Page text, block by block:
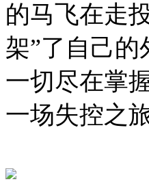
的马飞在走
架”了自己的
一切尽在掌
一场失控之旅